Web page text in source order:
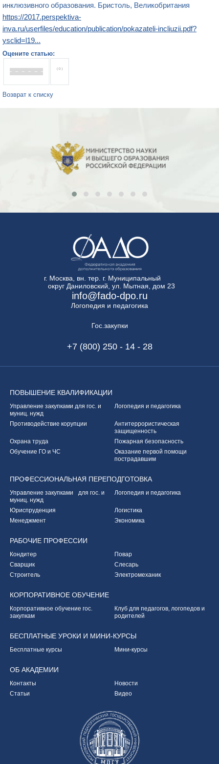
инклюзивного образования. Бристоль, Великобритания
https://2017.perspektiva-
inva.ru/userfiles/education/publication/pokazateli-incliuzii.pdf?
ysclid=l19...
Оцените статью:
( 0 )
Возврат к списку
г. Москва, вн. тер. г. Муниципальный
округ Даниловский, ул. Мытная, дом 23
info@fado-dpo.ru
Логопедия и педагогика
Гос.закупки
+7 (800) 250 - 14 - 28
ПОВЫШЕНИЕ КВАЛИФИКАЦИИ
Управление закупками для гос. и
муниц. нужд
Логопедия и педагогика
Противодействие корупции
Антитеррористическая
защищенность
Охрана труда
Пожарная безопасность
Обучение ГО и ЧС
Оказание первой помощи
пострадавшим
ПРОФЕССИОНАЛЬНАЯ ПЕРЕПОДГОТОВКА
Управление закупками для гос. и
муниц. нужд
Логопедия и педагогика
Юриспруденция
Логистика
Менеджмент
Экономика
РАБОЧИЕ ПРОФЕССИИ
Кондитер
Повар
Сварщик
Слесарь
Строитель
Электромеханик
КОРПОРАТИВНОЕ ОБУЧЕНИЕ
Корпоративное обучение гос.
закупкам
Клуб для педагогов, логопедов и
родителей
БЕСПЛАТНЫЕ УРОКИ И МИНИ-КУРСЫ
Бесплатные курсы Мини-курсы
ОБ АКАДЕМИИ
Контакты
Новости
Статьи
Видео